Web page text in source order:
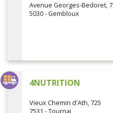
Avenue Georges-Bedoret, 7
5030 - Gembloux
4NUTRITION
Vieux Chemin d'Ath, 725